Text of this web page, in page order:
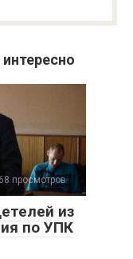
просмотров
из
по УПК